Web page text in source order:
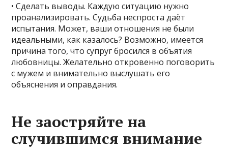
• Сделать выводы. Каждую ситуацию нужно
проанализировать. Судьба неспроста даёт
испытания. Может, ваши отношения не были
идеальными, как казалось? Возможно, имеется
причина того, что супруг бросился в объятия
любовницы. Желательно откровенно поговорить
с мужем и внимательно выслушать его
объяснения и оправдания.
Не заостряйте на
случившимся внимание